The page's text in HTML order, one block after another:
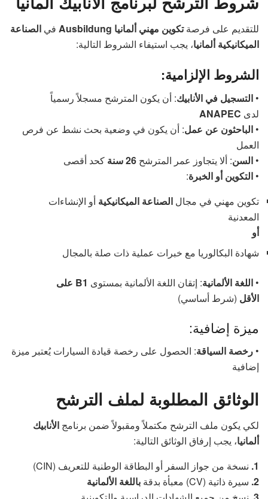
للتقديم على فرصةتكوين مهني ألمانيا Ausbildung في الصناعة
الميكانيكية ألمانيا، يجب استيفاء الشروط التالية:
الشروط الإلزامية:
• التسجيل في الأنابيك: أن يكون المترشح مسجلاً رسمياً
لدى ANAPEC
• الباحثون عن عمل: أن يكون في وضعية بحث نشط عن فرص
العمل
• السن: ألا يتجاوز عمر المترشح 26 سنة
كحد أقصى
• التكوين أو الخبرة:
تكوين مهني في مجال الصناعة الميكانيكية أو الإنشاءات
المعدنية
أو
شهادة البكالوريا مع خبرات عملية ذات صلة بالمجال
• اللغة الألمانية: إتقان اللغة الألمانية بمستوى
B1 على
الأقل (شرط أساسي)
ميزة إضافية:
• رخصة السياقة: الحصول على رخصة قيادة السيارات يُعتبر ميزة
إضافية
الوثائق المطلوبة لملف الترشح
لكي يكون ملف الترشح مكتملاً ومقبولاً ضمن برنامج الأنابيك
ألمانيا، يجب إرفاق الوثائق التالية:
1. نسخة من جواز السفر أو البطاقة الوطنية للتعريف (CIN)
2. سيرة ذاتية (CV) معبأة بدقة
باللغة الألمانية